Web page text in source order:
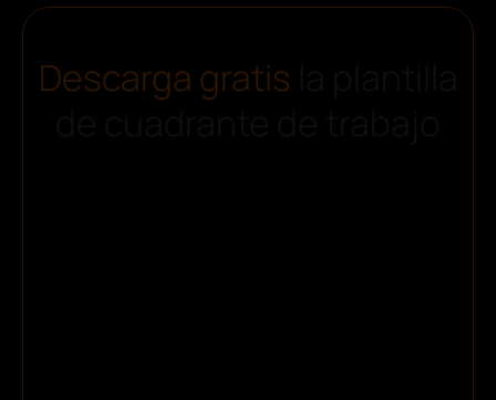
Descarga gratis